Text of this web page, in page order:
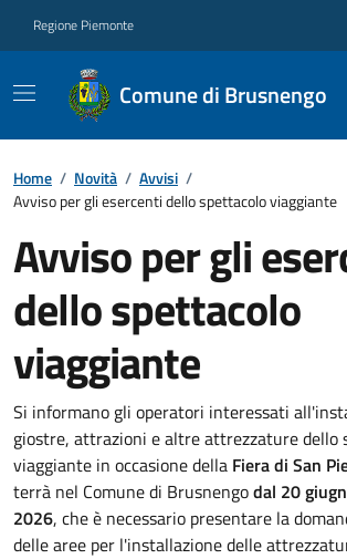
Regione Piemonte
Comune di Brusnengo
Home / Novità / Avvisi /
Avviso per gli esercenti dello spettacolo viaggiante
Avviso per gli
dello spettacolo
viaggiante
Si informano gli operatori interessati
giostre, attrazioni e altre attrezzature dello
viaggiante in occasione della Fiera di San
terrà nel Comune di Brusnengodal 20
2026, che è necessario presentare la
delle aree per l'installazione delle